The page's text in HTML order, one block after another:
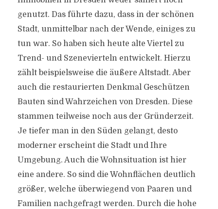
genutzt. Das führte dazu, dass in der schönen
Stadt, unmittelbar nach der Wende, einiges zu
tun war. So haben sich heute alte Viertel zu
Trend- und Szenevierteln entwickelt. Hierzu
zählt beispielsweise die äußere Altstadt. Aber
auch die restaurierten Denkmal Geschützen
Bauten sind Wahrzeichen von Dresden. Diese
stammen teilweise noch aus der Gründerzeit.
Je tiefer man in den Süden gelangt, desto
moderner erscheint die Stadt und Ihre
Umgebung. Auch die Wohnsituation ist hier
eine andere. So sind die Wohnflächen deutlich
größer, welche überwiegend von Paaren und
Familien nachgefragt werden. Durch die hohe